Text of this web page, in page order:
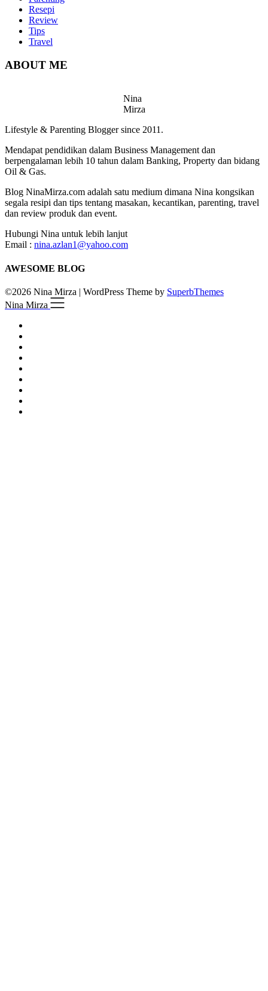
Resepi
Review
Tips
Travel
ABOUT ME
Nina
Mirza
Lifestyle & Parenting Blogger since 2011.
Mendapat pendidikan dalam Business Management dan
berpengalaman lebih 10 tahun dalam Banking, Property dan bidang
Oil & Gas.
Blog NinaMirza.com adalah satu medium dimana Nina kongsikan
segala resipi dan tips tentang masakan, kecantikan, parenting, travel
dan review produk dan event.
Hubungi Nina untuk lebih lanjut
Email : nina.azlan1@yahoo.com
AWESOME BLOG
©2026 Nina Mirza | WordPress Theme by SuperbThemes
Nina Mirza